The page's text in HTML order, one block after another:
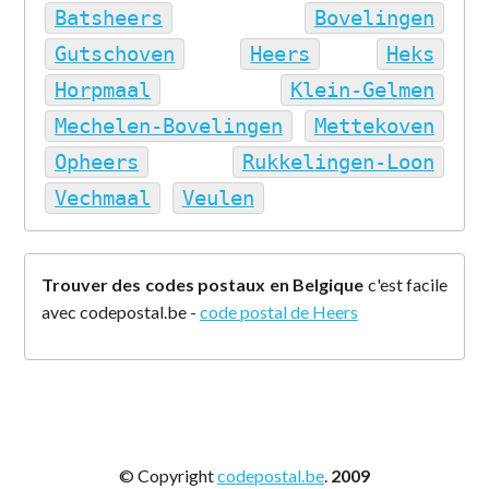
Batsheers
Bovelingen
Gutschoven
Heers
Heks
Horpmaal
Klein-Gelmen
Mechelen-Bovelingen
Mettekoven
Opheers
Rukkelingen-Loon
Vechmaal
Veulen
Trouver des codes postaux en Belgique c'est facile
avec codepostal.be -code postal de Heers
© Copyrightcodepostal.be. 2009